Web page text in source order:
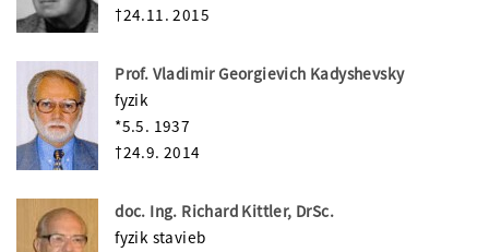
†24.11. 2015
Prof. Vladimir Georgievich Kadyshevsky
fyzik
*5.5. 1937
†24.9. 2014
doc. Ing. Richard Kittler, DrSc.
fyzik stavieb